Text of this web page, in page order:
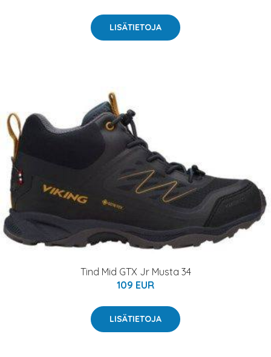
LISÄTIETOJA
Tind Mid GTX Jr Musta 34
109 EUR
LISÄTIETOJA